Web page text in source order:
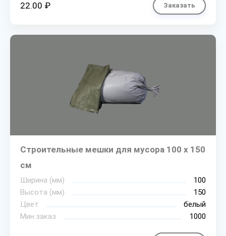
22.00 ₽ Заказать
Строительные мешки для мусора 100 х 150
см
Ширина (мм)
100
Высота (мм)
150
Цвет
белый
Мин.заказ
1000